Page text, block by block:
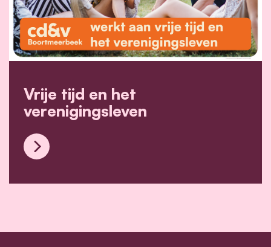
Vrije tijd en het
verenigingsleven
Vrije tijd en het verenigingsleven